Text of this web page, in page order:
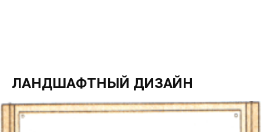
ЛАНДШАФТНЫЙ ДИЗАЙН